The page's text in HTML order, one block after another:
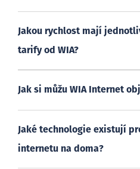
Jakou rychlost mají
tarify od WIA?
Jak si můžu WIA Internet
Jaké technologie existují
internetu na doma?